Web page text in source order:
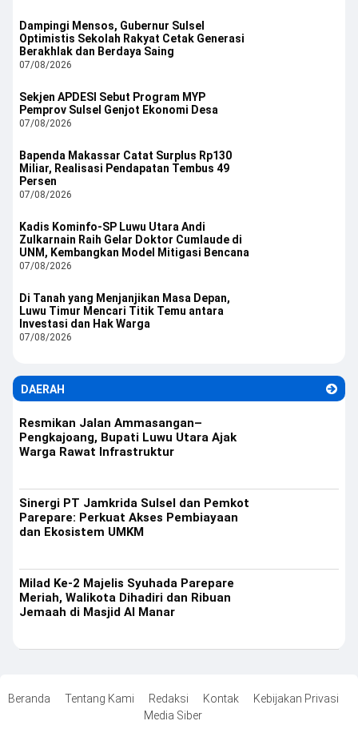
Dampingi Mensos, Gubernur Sulsel
Optimistis Sekolah Rakyat Cetak Generasi
Berakhlak dan Berdaya Saing
07/08/2026
Sekjen APDESI Sebut Program MYP
Pemprov Sulsel Genjot Ekonomi Desa
07/08/2026
Bapenda Makassar Catat Surplus Rp130
Miliar, Realisasi Pendapatan Tembus 49
Persen
07/08/2026
Kadis Kominfo-SP Luwu Utara Andi
Zulkarnain Raih Gelar Doktor Cumlaude di
UNM, Kembangkan Model Mitigasi Bencana
07/08/2026
Di Tanah yang Menjanjikan Masa Depan,
Luwu Timur Mencari Titik Temu antara
Investasi dan Hak Warga
07/08/2026
DAERAH
Resmikan Jalan Ammasangan–
Pengkajoang, Bupati Luwu Utara Ajak
Warga Rawat Infrastruktur
Sinergi PT Jamkrida Sulsel dan Pemkot
Parepare: Perkuat Akses Pembiayaan
dan Ekosistem UMKM
Milad Ke-2 Majelis Syuhada Parepare
Meriah, Walikota Dihadiri dan Ribuan
Jemaah di Masjid Al Manar
Beranda Tentang Kami Redaksi Kontak
Kebijakan Privasi
Media Siber